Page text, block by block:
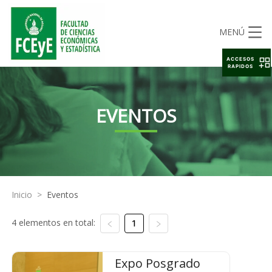
MENÚ
EVENTOS
Inicio > Eventos
4 elementos en total: 1
Expo Posgrado
ACCESOS
RAPIDOS